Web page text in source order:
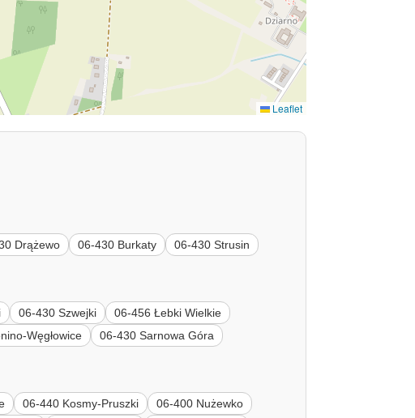
Leaflet
Drążewo 06-430 Burkaty 06-430 Strusin
06-430 Szwejki
06-456 Łebki Wielkie
Węgłowice 06-430 Sarnowa Góra
06-440 Kosmy-Pruszki
06-400 Nużewko